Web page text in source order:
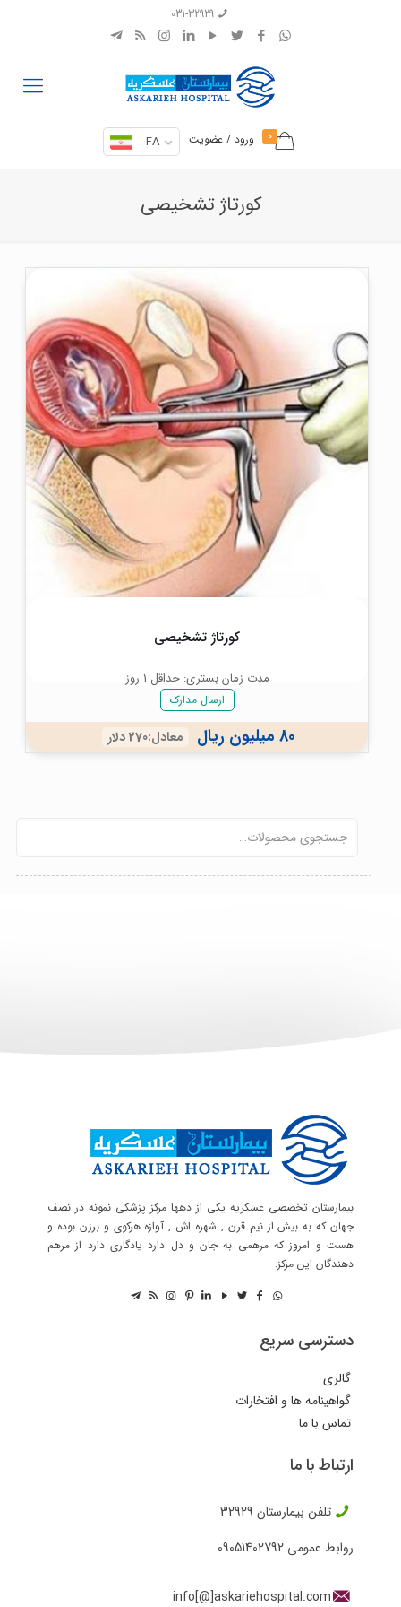
031-32929
0 ورود / عضویت FA
کورتاژ تشخیصی
کورتاژ تشخیصی
مدت زمان بستری: حداقل 1 روز
ارسال مدارک
80 میلیون ریال معادل:270 دلار
بیمارستان تخصصی عسکریه یکی از دهها مرکز پزشکی نمونه در نصف
جهان که به بیش از نیم قرن , شهره اش , آوازه هرکوی و برزن بوده و
هست و امروز که مرهمی به جان و دل دارد یادگاری دارد از مرهم
دهندگان این مرکز.
دسترسی سریع
گالری
گواهینامه ها و افتخارات
تماس با ما
ارتباط با ما
تلفن بیمارستان 32929
روابط عمومی 09051402792
info[@]askariehospital.com